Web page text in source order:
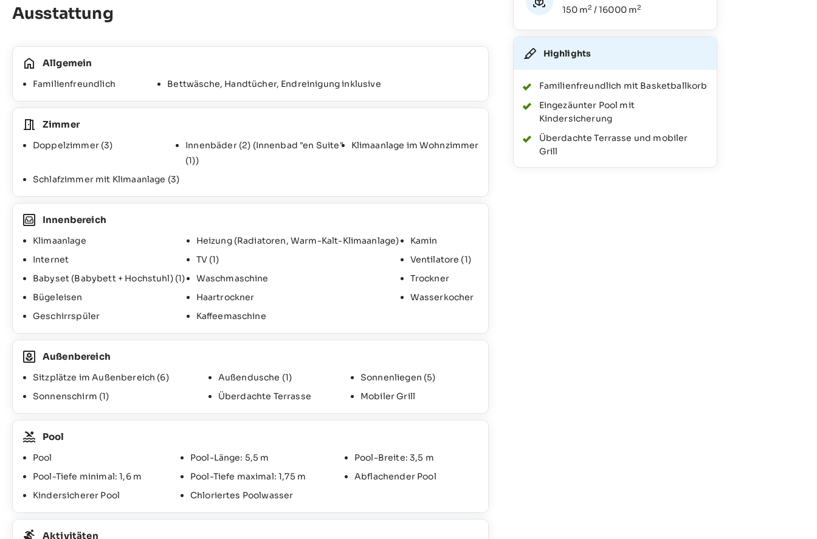
150 m2 / 16000 m2
Highlights
Familienfreundlich mit Basketballkorb
Eingezäunter Pool mit
Kindersicherung
Überdachte Terrasse und mobiler
Grill
Ausstattung
Allgemein
Familienfreundlich Bettwäsche, Handtücher, Endreinigung inklusive
Zimmer
Doppelzimmer (3) Innenbäder (2) (Innenbad "en Suite"
(1))
Klimaanlage im Wohnzimmer
Schlafzimmer mit Klimaanlage (3)
Innenbereich
Klimaanlage Heizung (Radiatoren, Warm-Kalt-Klimaanlage)
Kamin
Internet
TV (1) Ventilatore (1)
Babyset (Babybett + Hochstuhl) (1) Waschmaschine
Trockner
Bügeleisen
Haartrockner
Wasserkocher
Geschirrspüler
Kaffeemaschine
Außenbereich
Sitzplätze im Außenbereich (6) Außendusche (1) Sonnenliegen (5)
Sonnenschirm (1) Überdachte Terrasse Mobiler Grill
Pool
Pool Pool-Länge: 5,5 m
Pool-Breite: 3,5 m
Pool-Tiefe minimal: 1,6 m
Pool-Tiefe maximal: 1,75 m
Abflachender Pool
Kindersicherer Pool
Chloriertes Poolwasser
Aktivitäten